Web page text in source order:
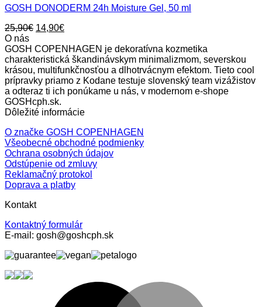
GOSH DONODERM 24h Moisture Gel, 50 ml
25,90€ Original
was:
25,90€.
14,90€Current
is:
14,90€.
O nás
GOSH COPENHAGEN je dekoratívna kozmetika
charakteristická škandinávskym minimalizmom, severskou
krásou, multifunkčnosťou a dlhotrvácnym efektom. Tieto cool
prípravky priamo z Kodane testuje slovenský team vizážistov
a odteraz ti ich ponúkame u nás, v modernom e-shope
GOSHcph.sk.
Dôležité informácie
O značke GOSH COPENHAGEN
Všeobecné obchodné podmienky
Ochrana osobných údajov
Odstúpenie od zmluvy
Reklamačný protokol
Doprava a platby
Kontakt
Kontaktný formulár
E-mail: gosh@goshcph.sk